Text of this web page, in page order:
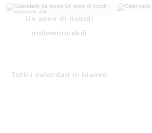
Un anno di ricordi
indimenticabili
Tutti i calendari in bianco